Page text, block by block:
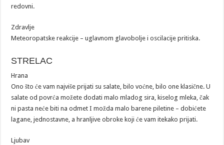
redovni.
Zdravlje
Meteoropatske reakcije – uglavnom glavobolje i oscilacije pritiska.
STRELAC
Hrana
Ono što će vam najviše prijati su salate, bilo voćne, bilo one klasične. U
salate od povrća možete dodati malo mladog sira, kiselog mleka, čak
ni pasta neće biti na odmet I možda malo barene piletine – dobićete
lagane, jednostavne, a hranljive obroke koji će vam itekako prijati.
Ljubav